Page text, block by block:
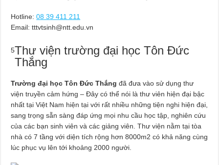
Hotline: 08 39 411 211
Email: tttvtsinh@ntt.edu.vn
5Thư viện trường đại học Tôn Đức
Thắng
Trường đại học Tôn Đức Thắng đã đưa vào sử dụng thư
viện truyền cảm hứng – Đây có thể nói là thư viên hiện đại bậc
nhất tại Việt Nam hiện tại với rất nhiều những tiện nghi hiện đại,
sang trọng sẵn sàng đáp ứng mọi nhu cầu học tập, nghiên cứu
của các bạn sinh viên và các giảng viên. Thư viện nằm tại tòa
nhà có 7 tầng với diện tích rộng hơn 8000m2 có khả năng cùng
lúc phục vụ lên tới khoảng 2000 người.